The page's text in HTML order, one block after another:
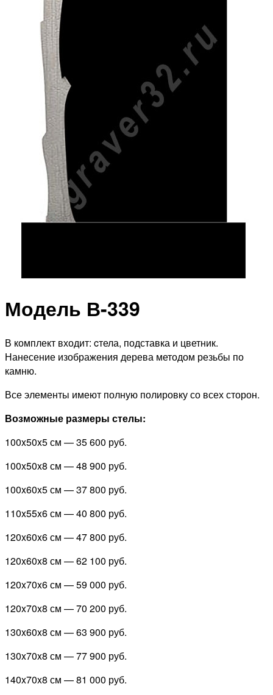
Модель В-339
В комплект входит: cтела, подставка и цветник.
Нанесение изображения дерева методом резьбы по
камню.
Все элементы имеют полную полировку со всех сторон.
Возможные размеры стелы:
100x50x5 см —35 600 руб.
100x50x8 см —48 900 руб.
100x60x5 см —37 800 руб.
110x55x6 см —40 800 руб.
120x60x6 см —47 800 руб.
120x60x8 см —62 100 руб.
120x70x6 см —59 000 руб.
120x70x8 см —70 200 руб.
130x60x8 см —63 900 руб.
130x70x8 см —77 900 руб.
140x70x8 см —81 000 руб.